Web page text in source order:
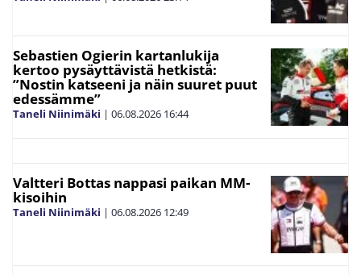
Sebastien Ogierin kartanlukija
kertoo pysäyttävistä hetkistä:
”Nostin katseeni ja näin suuret puut
edessämme”
Taneli Niinimäki | 06.08.2026 16:44
Valtteri Bottas nappasi paikan MM-
kisoihin
Taneli Niinimäki | 06.08.2026 12:49